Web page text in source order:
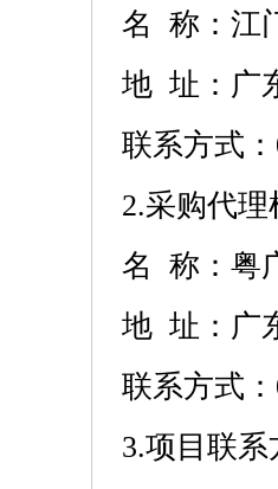
名 称： 江
地 址： 广
联系方式：
2.采购代
名 称： 粤
地 址： 广
联系方式：
3.项目联系